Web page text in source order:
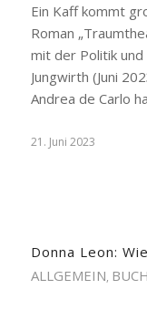
Ein Kaff kommt
Roman
mit der Politik
Jungwirth (Juni
Andrea de Carlo
21. Juni 2023
Donna Leon:
ALLGEMEIN,